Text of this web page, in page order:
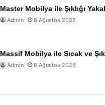
Master Mobilya ile Şıklığı
Admin 8 Ağustos 2026
Massif Mobilya ile Sıcak ve
Admin 8 Ağustos 2026